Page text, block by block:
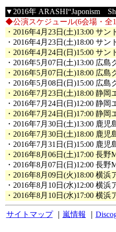
▼2016年 ARASHI“Japonism
◆公演スケジュール(6会場・全
・2016年4月23日(土)13:00 サン
・2016年4月23日(土)18:00 サン
・2016年4月24日(日)15:00 サン
・2016年5月07日(土)13:00 広
・2016年5月07日(土)18:00 広
・2016年5月08日(日)15:00 広
・2016年7月23日(土)18:00 静
・2016年7月24日(日)12:00 静
・2016年7月24日(日)17:00 静
・2016年7月30日(土)13:00 鹿児
・2016年7月30日(土)18:00 鹿児
・2016年7月31日(日)15:00 鹿児
・2016年8月06日(土)17:00 長野
・2016年8月07日(日)12:00 長野
・2016年8月09日(火)18:00 横浜
・2016年8月10日(水)12:00 横浜
・2016年8月10日(水)17:00 横浜
サイトマップ｜ 嵐情報